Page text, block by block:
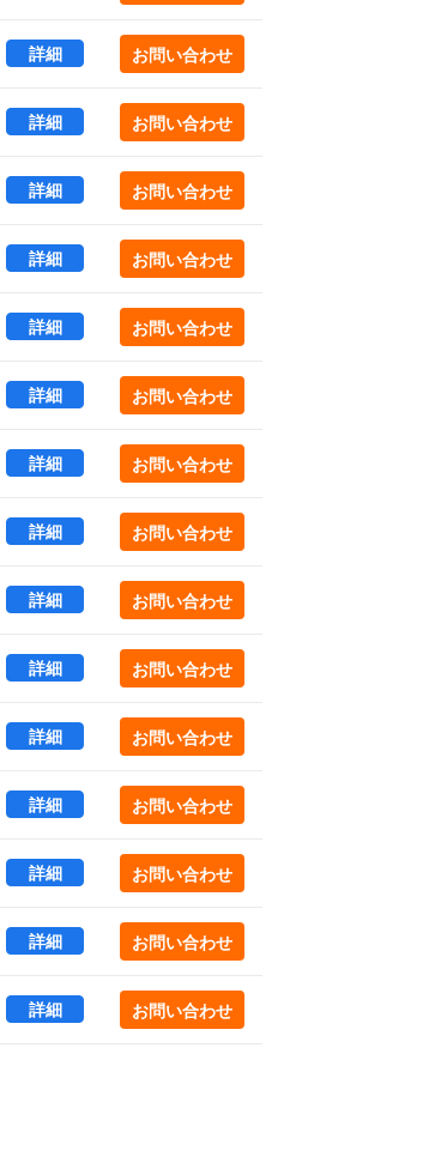
詳細虎ノ門安田ビル 4 (695.5㎡) ｜新橋エリア の賃
お問い合わせ
詳細虎ノ門安田ビル 4 (695.5㎡) ｜新橋エリア の賃
お問い合わせ
詳細虎ノ門安田ビル 5 (695.5㎡) ｜新橋エリア の賃
お問い合わせ
詳細虎ノ門安田ビル 5 (695.5㎡) ｜新橋エリア の賃
お問い合わせ
詳細虎ノ門安田ビル 6 (695.5㎡) ｜新橋エリア の賃
お問い合わせ
詳細虎ノ門安田ビル 7 (695.5㎡) ｜新橋エリア の賃
お問い合わせ
詳細虎ノ門安田ビル 8 (695.5㎡) ｜新橋エリア の賃
お問い合わせ
詳細虎ノ門安田ビル 9 (695.5㎡) ｜新橋エリア の賃
お問い合わせ
詳細虎ノ門安田ビル 10 (650.98㎡) ｜新橋エリア の
お問い合わせ
詳細虎ノ門安田ビル 10 (650.98㎡) ｜新橋エリア の
お問い合わせ
詳細虎ノ門安田ビル 11 (650.98㎡) ｜新橋エリア の
お問い合わせ
詳細虎ノ門安田ビル 11 (650.98㎡) ｜新橋エリア の
お問い合わせ
詳細虎ノ門安田ビル 12 (650.98㎡) ｜新橋エリア の
お問い合わせ
詳細虎ノ門安田ビル 13 (488㎡) ｜新橋エリア の賃貸
お問い合わせ
詳細虎ノ門安田ビル 13 (488㎡) ｜新橋エリア の賃貸
お問い合わせ